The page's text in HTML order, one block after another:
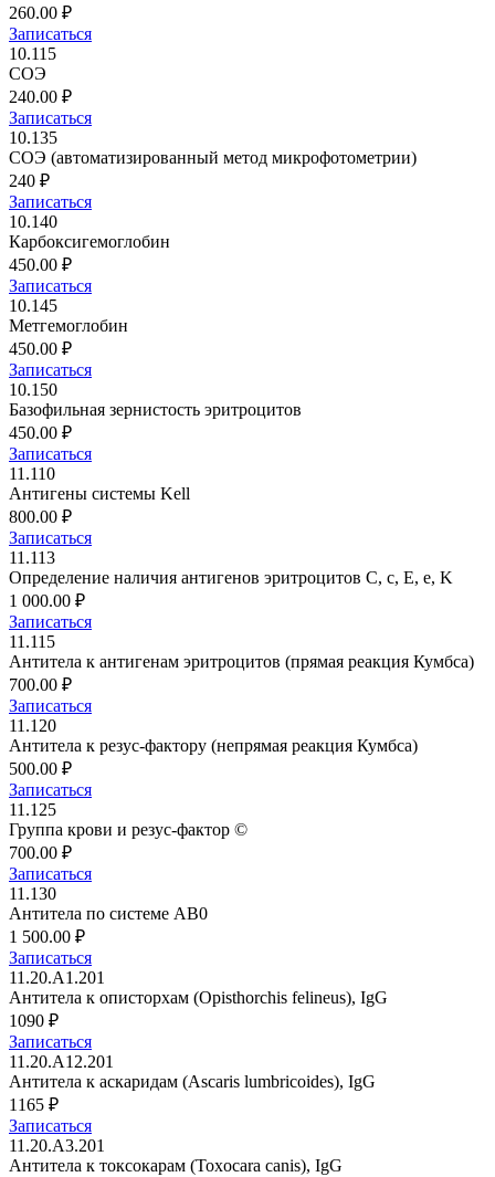
260.00 ₽
Записаться
10.115
СОЭ
240.00 ₽
Записаться
10.135
СОЭ (автоматизированный метод микрофотометрии)
240 ₽
Записаться
10.140
Карбоксигемоглобин
450.00 ₽
Записаться
10.145
Метгемоглобин
450.00 ₽
Записаться
10.150
Базофильная зернистость эритроцитов
450.00 ₽
Записаться
11.110
Антигены системы Kell
800.00 ₽
Записаться
11.113
Определение наличия антигенов эритроцитов C, c, E, e, K
1 000.00 ₽
Записаться
11.115
Антитела к антигенам эритроцитов (прямая реакция Кумбса)
700.00 ₽
Записаться
11.120
Антитела к резус-фактору (непрямая реакция Кумбса)
500.00 ₽
Записаться
11.125
Группа крови и резус-фактор ©
700.00 ₽
Записаться
11.130
Антитела по системе AB0
1 500.00 ₽
Записаться
11.20.A1.201
Антитела к описторхам (Opisthorchis felineus), IgG
1090 ₽
Записаться
11.20.A12.201
Антитела к аскаридам (Ascaris lumbricoides), IgG
1165 ₽
Записаться
11.20.A3.201
Антитела к токсокарам (Toxocara canis), IgG